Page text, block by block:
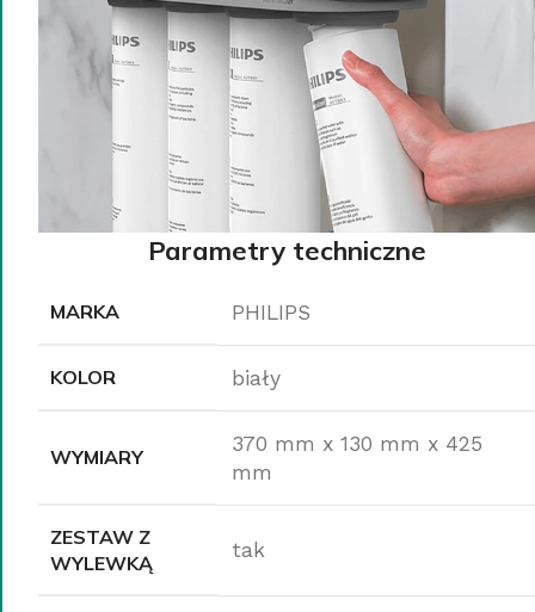
Parametry techniczne
MARKA PHILIPS
KOLOR biały
WYMIARY
370 mm x 130 mm x 425
mm
ZESTAW Z
WYLEWKĄ
tak